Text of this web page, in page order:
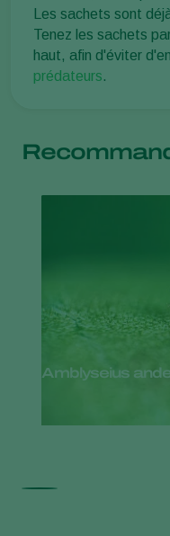
Les sachets sont
Tenez les sachets
haut, afin d'éviter
prédateurs.
Amblyseius